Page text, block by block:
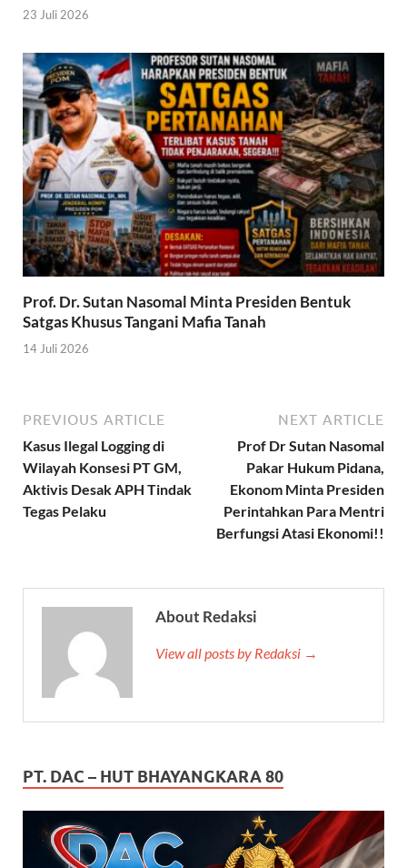
23 Juli 2026
Prof. Dr. Sutan Nasomal Minta Presiden Bentuk
Satgas Khusus Tangani Mafia Tanah
14 Juli 2026
PREVIOUS ARTICLE
Kasus Ilegal Logging di
Wilayah Konsesi PT GM,
Aktivis Desak APH Tindak
Tegas Pelaku
NEXT ARTICLE
Prof Dr Sutan Nasomal
Pakar Hukum Pidana,
Ekonom Minta Presiden
Perintahkan Para Mentri
Berfungsi Atasi Ekonomi!!
About Redaksi
View all posts by Redaksi →
PT. DAC – HUT BHAYANGKARA 80